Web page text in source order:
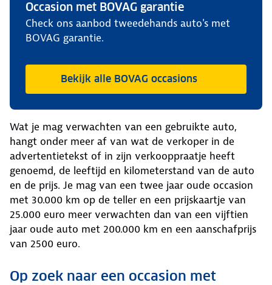
Occasion met BOVAG garantie
Check ons aanbod tweedehands auto's met
BOVAG garantie.
Bekijk alle BOVAG occasions
Wat je mag verwachten van een gebruikte auto,
hangt onder meer af van wat de verkoper in de
advertentietekst of in zijn verkooppraatje heeft
genoemd, de leeftijd en kilometerstand van de auto
en de prijs. Je mag van een twee jaar oude occasion
met 30.000 km op de teller en een prijskaartje van
25.000 euro meer verwachten dan van een vijftien
jaar oude auto met 200.000 km en een aanschafprijs
van 2500 euro.
Op zoek naar een occasion met